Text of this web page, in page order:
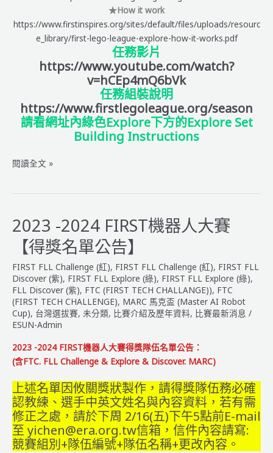
★How it work
https://www.firstinspires.org/sites/default/files/uploads/resourc
e_library/first-lego-league-explore-how-it-works.pdf
任務影片
https://www.youtube.com/watch?
v=hCEp4mQ6bVk
任務組裝說明
https://www.firstlegoleague.org/season
請看網址內綠色Explore下方的Explore Set
Building Instructions
FLL
2025
中
版
規
則
＿
SUBMERGED
潛
進
海：
深
潛
探
索
閱讀全文 »
2023 -2024 FIRST機器人大賽
【得獎名單公告】
FIRST FLL Challenge (紅), FIRST FLL Challenge (紅), FIRST FLL
Discover (紫), FIRST FLL Explore (綠), FIRST FLL Explore (綠),
FLL Discover (紫), FTC (FIRST TECH CHALLANGE)), FTC
(FIRST TECH CHALLENGE), MARC 馬克盃 (Master AI Robot
Cup), 台灣選拔賽, 未分類, 比賽介紹及歷年資料, 比賽最新消息 /
ESUN-Admin
2023 -2024 FIRST機器人大賽得獎隊伍名單公告：
(含FTC. FLL Challenge & Explore & Discover. MARC)
上述名單因攸關獎狀製作，請得獎隊伍務必確
認教練、選手中英文姓名與內容資料，若有需
修正之處，請於下周 2/16(五)下午5點前E-mail
至 yichen@era.org.tw信箱，信件內容請寫:
競賽組別+隊伍編號+隊伍名稱+更改內容。